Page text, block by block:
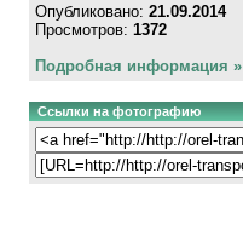
Опубликовано: 21.09.2014
Просмотров: 1372
Подробная информация »
Ссылки на фотографию